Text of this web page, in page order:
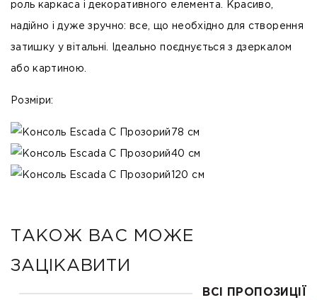
роль каркаса і декоративного елемента. Красиво,
надійно і дуже зручно: все, що необхідно для створення
затишку у вітальні. Ідеально поєднується з дзеркалом
або картиною.
Розміри:
78 см
40 см
120 см
ТАКОЖ ВАС МОЖЕ
ЗАЦІКАВИТИ
ВСІ ПРОПОЗИЦІЇ